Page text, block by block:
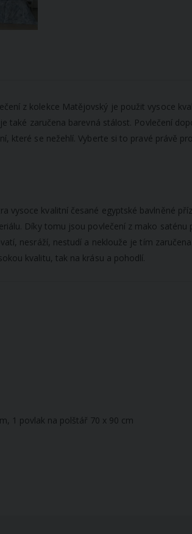
z kolekce Matějovský je použit vysoce
také zaručena barevná stálost. Povlečení
které se nežehlí. Vyberte si to pravé právě
vysoce kvalitní česané egyptské bavlněné
Díky tomu jsou povlečení z mako
nesráží, nestudí a neklouže je tím
kvalitu, tak na krásu a pohodlí.
1 povlak na polštář 70 x 90 cm